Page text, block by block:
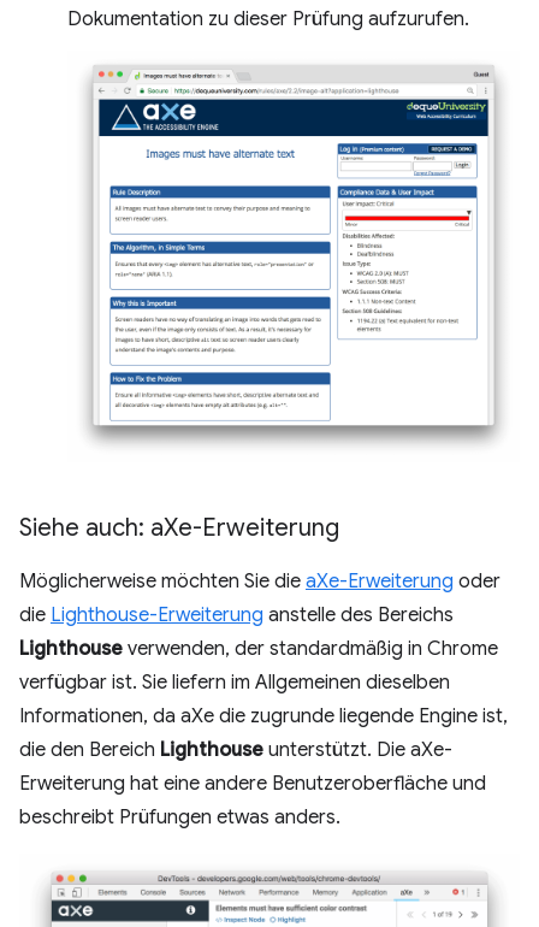
Dokumentation zu dieser Prüfung aufzurufen.
Siehe auch: aXe-Erweiterung
Möglicherweise möchten Sie die aXe-Erweiterung oder
die Lighthouse-Erweiterung anstelle des Bereichs
Lighthouse verwenden, der standardmäßig in Chrome
verfügbar ist. Sie liefern im Allgemeinen dieselben
Informationen, da aXe die zugrunde liegende Engine ist,
die den Bereich Lighthouse unterstützt. Die aXe-
Erweiterung hat eine andere Benutzeroberfläche und
beschreibt Prüfungen etwas anders.